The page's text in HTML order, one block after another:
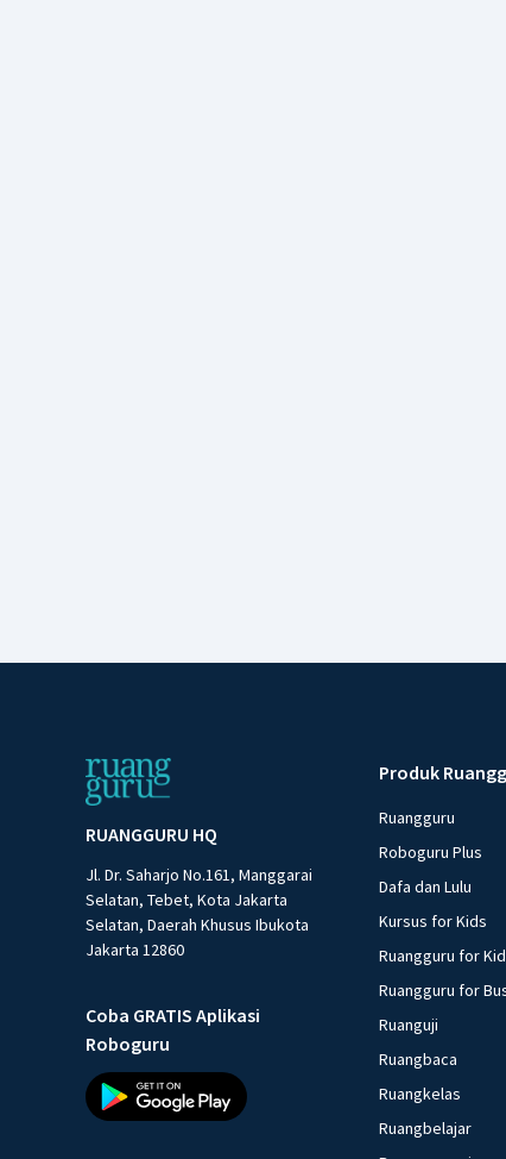
RUANGGURU HQ
Jl. Dr. Saharjo No.161, Manggarai
Selatan, Tebet, Kota Jakarta
Selatan, Daerah Khusus Ibukota
Jakarta 12860
Coba GRATIS Aplikasi
Roboguru
Produk
Ruangguru
Roboguru Plus
Dafa dan Lulu
Kursus for Kids
Ruangguru for
Ruangguru for
Ruanguji
Ruangbaca
Ruangkelas
Ruangbelajar